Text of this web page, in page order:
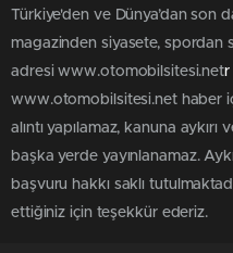
Türkiye'den ve Dünya’dan son
magazinden siyasete, spordan
adresi www.otomobilsitesi.netr
www.otomobilsitesi.net haber
alıntı yapılamaz, kanuna
başka yerde yayınlanamaz.
başvuru hakkı saklı
ettiğiniz için teşekkür ederiz.